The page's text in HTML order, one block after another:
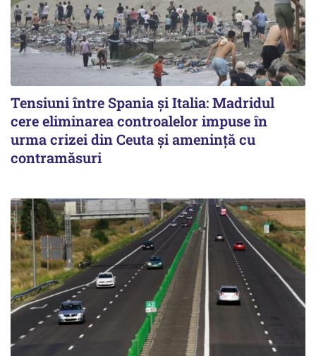
Tensiuni între Spania și Italia: Madridul
cere eliminarea controalelor impuse în
urma crizei din Ceuta și amenință cu
contramăsuri